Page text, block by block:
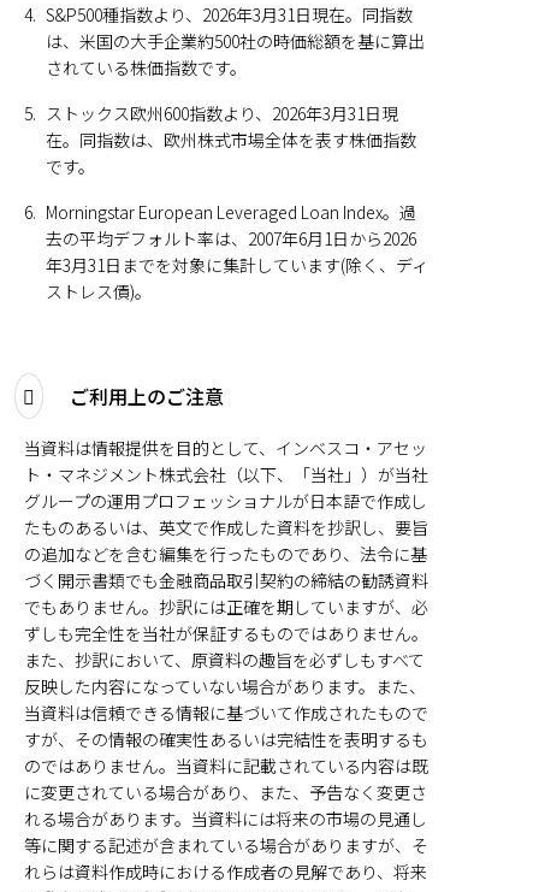
4. S&P500種指数より、2026年3月31日現在。同指数
は、米国の大手企業約500社の時価総額を基に算出
されている株価指数です。
5. ストックス欧州600指数より、2026年3月31日現
在。同指数は、欧州株式市場全体を表す株価指数
です。
6. Morningstar European Leveraged Loan Index。過
去の平均デフォルト率は、2007年6月1日から2026
年3月31日までを対象に集計しています(除く、ディ
ストレス債)。
ご利用上のご注意
当資料は情報提供を目的として、インベスコ・アセッ
ト・マネジメント株式会社（以下、「当社」）が当社
グループの運用プロフェッショナルが日本語で作成し
たものあるいは、英文で作成した資料を抄訳し、要旨
の追加などを含む編集を行ったものであり、法令に基
づく開示書類でも金融商品取引契約の締結の勧誘資料
でもありません。抄訳には正確を期していますが、必
ずしも完全性を当社が保証するものではありません。
また、抄訳において、原資料の趣旨を必ずしもすべて
反映した内容になっていない場合があります。また、
当資料は信頼できる情報に基づいて作成されたもので
すが、その情報の確実性あるいは完結性を表明するも
のではありません。当資料に記載されている内容は既
に変更されている場合があり、また、予告なく変更さ
れる場合があります。当資料には将来の市場の見通し
等に関する記述が含まれている場合がありますが、そ
れらは資料作成時における作成者の見解であり、将来